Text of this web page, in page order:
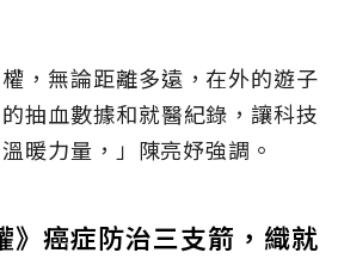
權，無論距離多遠，在外的遊子
抽血數據和就醫紀錄，讓科技
暖力量，」陳亮妤強調。
》癌症防治三支箭，織就